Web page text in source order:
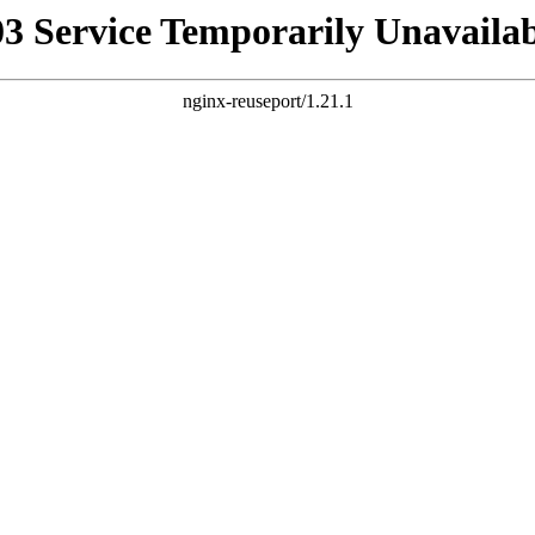
Service Temporarily
nginx-reuseport/1.21.1